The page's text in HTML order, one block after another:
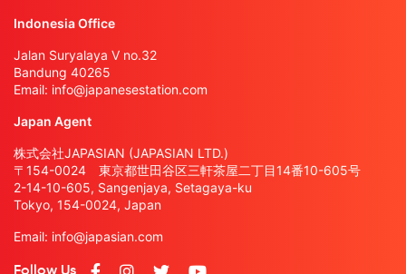
Indonesia Office
Jalan Suryalaya V no.32
Bandung 40265
Email: info@japanesestation.com
Japan Agent
株式会社JAPASIAN (JAPASIAN LTD.)
〒154-0024 東京都世田谷区三軒茶屋二丁目14番10-605号
2-14-10-605, Sangenjaya, Setagaya-ku
Tokyo, 154-0024, Japan
Email: info@japasian.com